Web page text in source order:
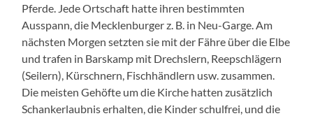
Pferde. Jede Ortschaft hatte ihren bestimmten
Ausspann, die Mecklenburger z. B. in Neu-Garge. Am
nächsten Morgen setzten sie mit der Fähre über die Elbe
und trafen in Barskamp mit Drechslern, Reepschlägern
(Seilern), Kürschnern, Fischhändlern usw. zusammen.
Die meisten Gehöfte um die Kirche hatten zusätzlich
Schankerlaubnis erhalten, die Kinder schulfrei, und die